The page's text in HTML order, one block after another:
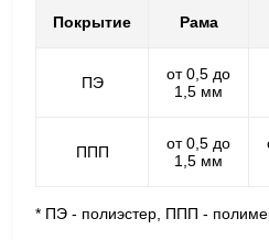
Покрытие Рама
ПЭ
от 0,5 до
1,5 мм
ППП
от 0,5 до
1,5 мм
* ПЭ - полиэстер, ППП -